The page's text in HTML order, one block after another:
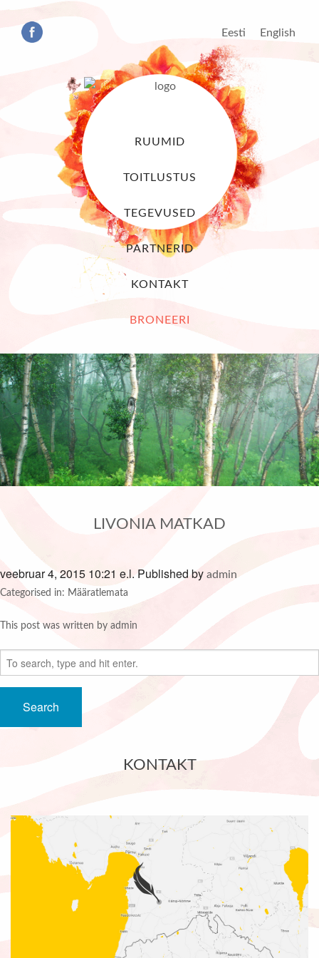
Eesti English
RUUMID
TOITLUSTUS
TEGEVUSED
PARTNERID
KONTAKT
BRONEERI
LIVONIA MATKAD
veebruar 4, 2015 10:21 e.l. Published by admin
Categorised in: Määratlemata
This post was written by admin
Search
KONTAKT